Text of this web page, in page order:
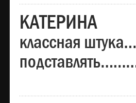
КАТЕРИНА
классная